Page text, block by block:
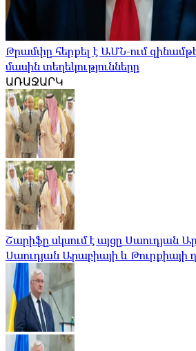
Թրամփը հերքել է ԱՄՆ-ում
մասին տեղեկությունները
ԱՌԱՋԱՐԿ
Շարիֆը սկսում է այցը Սաուդյան
Սաուդյան Արաբիայի և Թուրքիայի